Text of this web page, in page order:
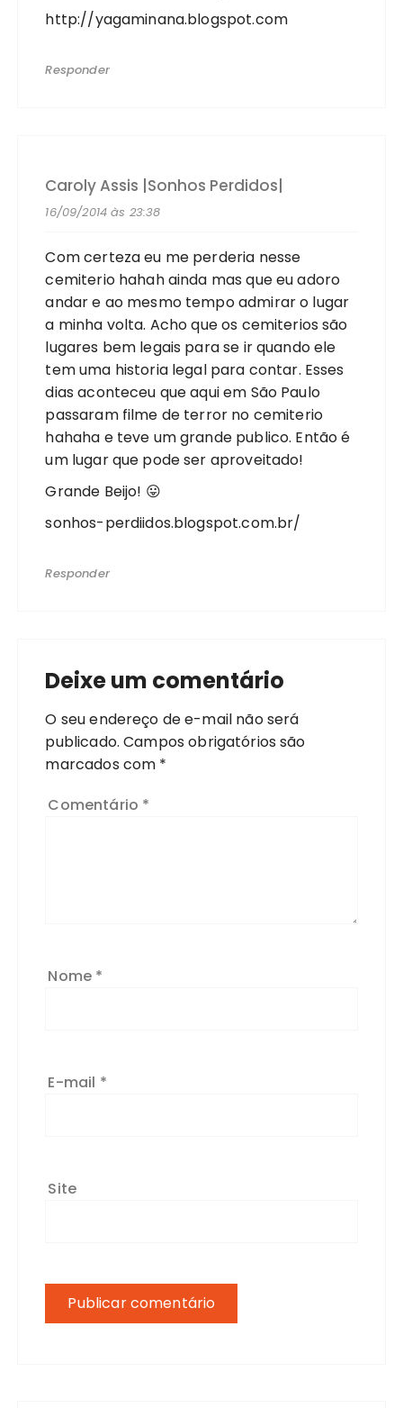
http://yagaminana.blogspot.com
Responder
Caroly Assis |Sonhos Perdidos|
16/09/2014 às 23:38
Com certeza eu me perderia nesse
cemiterio hahah ainda mas que eu adoro
andar e ao mesmo tempo admirar o lugar
a minha volta. Acho que os cemiterios são
lugares bem legais para se ir quando ele
tem uma historia legal para contar. Esses
dias aconteceu que aqui em São Paulo
passaram filme de terror no cemiterio
hahaha e teve um grande publico. Então é
um lugar que pode ser aproveitado!
Grande Beijo! 😛
sonhos-perdiidos.blogspot.com.br/
Responder
Deixe um comentário
O seu endereço de e-mail não será
publicado. Campos obrigatórios são
marcados com *
Comentário *
Nome *
E-mail *
Site